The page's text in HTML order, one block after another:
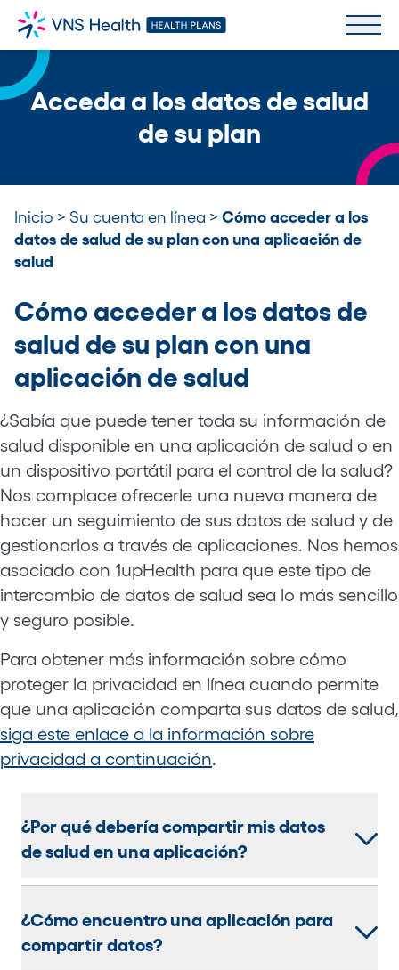
Acceda a los datos de salud
de su plan
Inicio > Su cuenta en línea > Cómo acceder a los
datos de salud de su plan con una aplicación de
salud
Cómo acceder a los datos de
salud de su plan con una
aplicación de salud
¿Sabía que puede tener toda su información de
salud disponible en una aplicación de salud o en
un dispositivo portátil para el control de la salud?
Nos complace ofrecerle una nueva manera de
hacer un seguimiento de sus datos de salud y de
gestionarlos a través de aplicaciones. Nos hemos
asociado con 1upHealth para que este tipo de
intercambio de datos de salud sea lo más sencillo
y seguro posible.
Para obtener más información sobre cómo
proteger la privacidad en línea cuando permite
que una aplicación comparta sus datos de salud,
siga este enlace a la información sobre
privacidad a continuación.
¿Por qué debería compartir mis datos
de salud en una aplicación?
¿Cómo encuentro una aplicación para
compartir datos?